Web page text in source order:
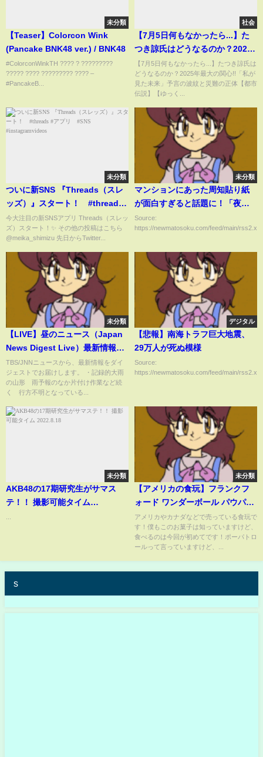
未分類
【Teaser】Colorcon Wink
(Pancake BNK48 ver.) / BNK48
#ColorconWinkTH ???? ? ?????????
????? ???? ????????? ???? –
#PancakeB...
社会
【7月5日何もなかったら...】た
つき諒氏はどうなるのか？2025
年最大の関心!!「私が見た未来」
予言の波紋と災難の正体【都市
伝説】【ゆっくり解説 】
【7月5日何もなかったら...】たつき諒氏は
どうなるのか？2025年最大の関心!!「私が
見た未来」予言の波紋と災難の正体【都市
伝説】【ゆっく...
未分類
ついに新SNS 『Threads（スレ
ッズ）』スタート！ #threads
#アプリ #SNS
#instagramvideos
今大注目の新SNSアプリ Threads（スレッ
ズ）スタート！✨ その他の投稿はこちら
@meika_shimizu 先日からTwitter...
未分類
マンションにあった周知貼り紙
が面白すぎると話題に！「夜間
帯に大声で◯◯を歌っていてう
るさい」
Source:
https://newmatosoku.com/feed/main/
未分類
【LIVE】昼のニュース（Japan
News Digest Live）最新情報な
ど｜TBS NEWS DIG（7月28
日）
TBS/JNNニュースから、最新情報をダイ
ジェストでお届けします。 ・記録的大雨
の山形 雨予報のなか片付け作業など続
く 行方不明となっている...
デジタル
【悲報】南海トラフ巨大地震、
29万人が死ぬ模様
Source:
https://newmatosoku.com/feed/main/
未分類
AKB48の17期研究生がサマス
テ！！ 撮影可能タイム
未分類
【アメリカの食玩】フランクフ
ォード ワンダーボール パウパト
ロール!
アメリカやカナダなどで売っている食玩で
す！僕もこのお菓子は知っていますけど、
食べるのは今回が初めてです！ポーパトロ
ールって言っていますけど、...
s